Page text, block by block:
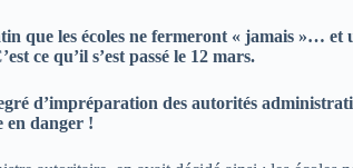
que les écoles ne fermeront « jamais »… et
ce qu’il s’est passé le 12 mars.
d’impréparation des autorités
en danger !